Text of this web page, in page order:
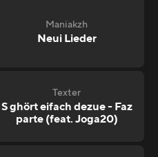
Maniakzh
Neui Lieder
Texter
S ghört eifach dezue - Faz
parte (feat. Joga20)